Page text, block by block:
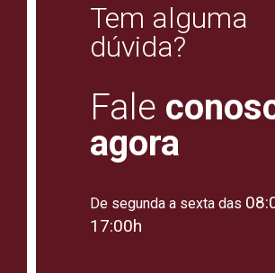
Tem alguma
dúvida?
Fale
agora
De segunda a sexta das
17:00h